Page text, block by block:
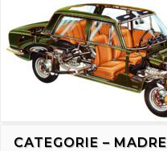
CATEGORIE – MADRE